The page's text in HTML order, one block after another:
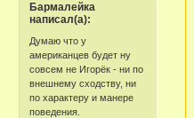
Бармалейка
написал(а):
Думаю что у
американцев будет ну
совсем не Игорёк - ни по
внешнему сходству, ни
по характеру и манере
поведения.